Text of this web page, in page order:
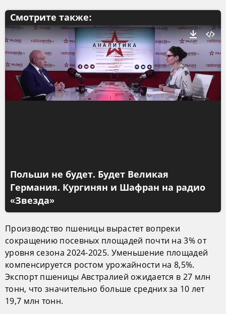
Смотрите также:
Польши не будет. Будет Великая
Германия. Кургинян и Шафран на радио
«Звезда»
Производство пшеницы вырастет вопреки
сокращению посевных площадей почти на 3% от
уровня сезона 2024-2025. Уменьшение площадей
компенсируется ростом урожайности на 8,5%.
Экспорт пшеницы Австралией ожидается в 27 млн
тонн, что значительно больше средних за 10 лет
19,7 млн тонн.